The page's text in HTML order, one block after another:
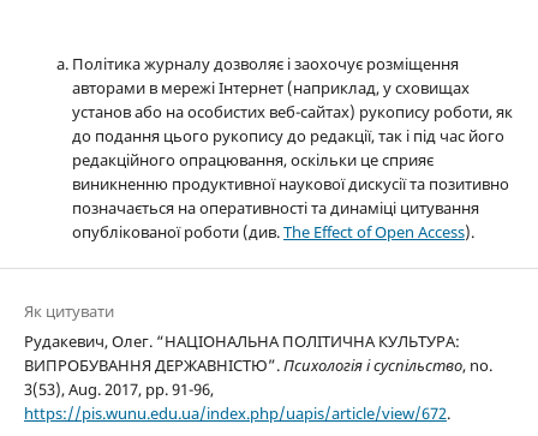
Політика журналу дозволяє і заохочує розміщення
авторами в мережі Інтернет (наприклад, у сховищах
установ або на особистих веб-сайтах) рукопису роботи, як
до подання цього рукопису до редакції, так і під час його
редакційного опрацювання, оскільки це сприяє
виникненню продуктивної наукової дискусії та позитивно
позначається на оперативності та динаміці цитування
опублікованої роботи (див.The Effect of Open Access).
Як цитувати
Рудакевич, Олег. “НАЦІОНАЛЬНА ПОЛІТИЧНА КУЛЬТУРА:
ВИПРОБУВАННЯ ДЕРЖАВНІСТЮ”.Психологія і суспільство, no.
3(53), Aug. 2017, pp. 91-96,
https://pis.wunu.edu.ua/index.php/uapis/article/view/672.